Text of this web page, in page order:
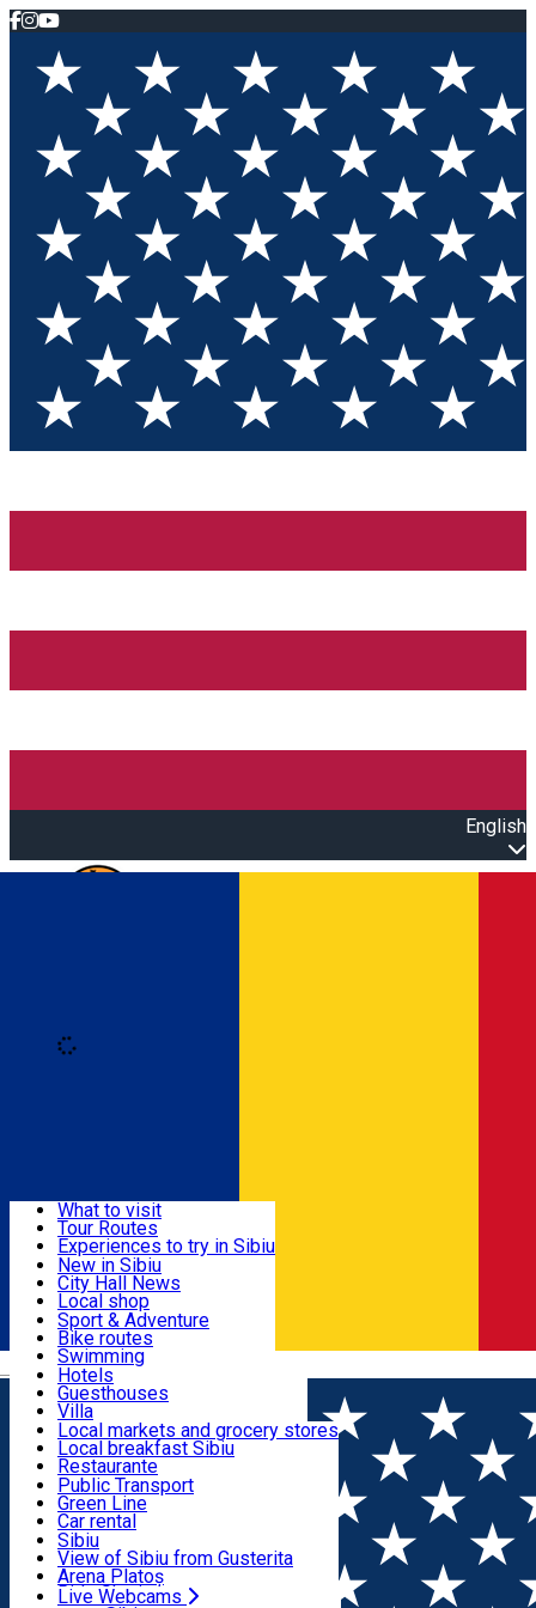
English
Română
Useful info
Activities & Adventure
Accommodation
Food, Drinks & Nightlife
Transport & Parking
Live Webcams
What to visit
Tour Routes
Experiences to try in Sibiu
Podcast
Culture
Museums
Churches
Parks, Zoo
County of Sibiu
New in Sibiu
City Hall News
Local shop
Sibiu artisans
Sibiul Verde
Public services
Education
How do I get to Sibiu
Tourist Info
Tour Guides
Guided tours
Publicații locale
Beauty salons
Sport & Adventure
Bike routes
Swimming
Riding
Indoor activities
Loc de joacă indoor
Loc de joacă outdoor
Ski
Ice skating
Yoga
Hotels
Guesthouses
Villa
Hostels
Motel
Camping
Renting rooms
Rooms for rent
Accommodation outside Sibiu
Local markets and grocery stores
Local breakfast Sibiu
Restaurante
Pizza
Fast Food
Coffee
Sweets
Pub, Bar
Night clubs
Bakeries
Public Transport
Green Line
Car rental
Rent a bike
Scooter rentals
Taxi
Ride Sharing
Sibiu
View of Sibiu from Gusterita
Arena Platoș
Live Webcams